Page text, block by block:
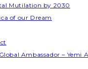
Mutilation by 2030
of our Dream
Ambassador – Yemi